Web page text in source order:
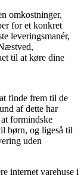
omkostninger,
for et konkret
leveringsmanér,
til at køre dine
finde frem til de
af dette har
formindske
børn, og ligeså til
uden
internet varehuse i